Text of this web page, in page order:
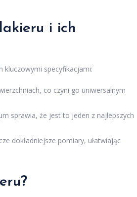
i ich
kluczowymi specyfikacjami:
co czyni go uniwersalnym
sprawia, że jest to jeden z najlepszych
dokładniejsze pomiary, ułatwiając